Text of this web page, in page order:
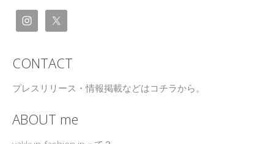
CONTACT
プレスリリース・情報掲載などはコチラから。
ABOUT me